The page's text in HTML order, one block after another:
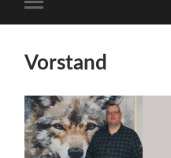
Menü
Vorstand